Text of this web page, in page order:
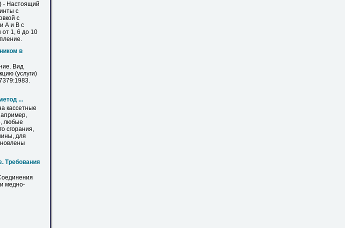
- Настоящий
с
с
А и В с
1, 6 до 10
в
Вид
(услуги)
...
кассетные
любые
сгорания,
для
Требования
медно-